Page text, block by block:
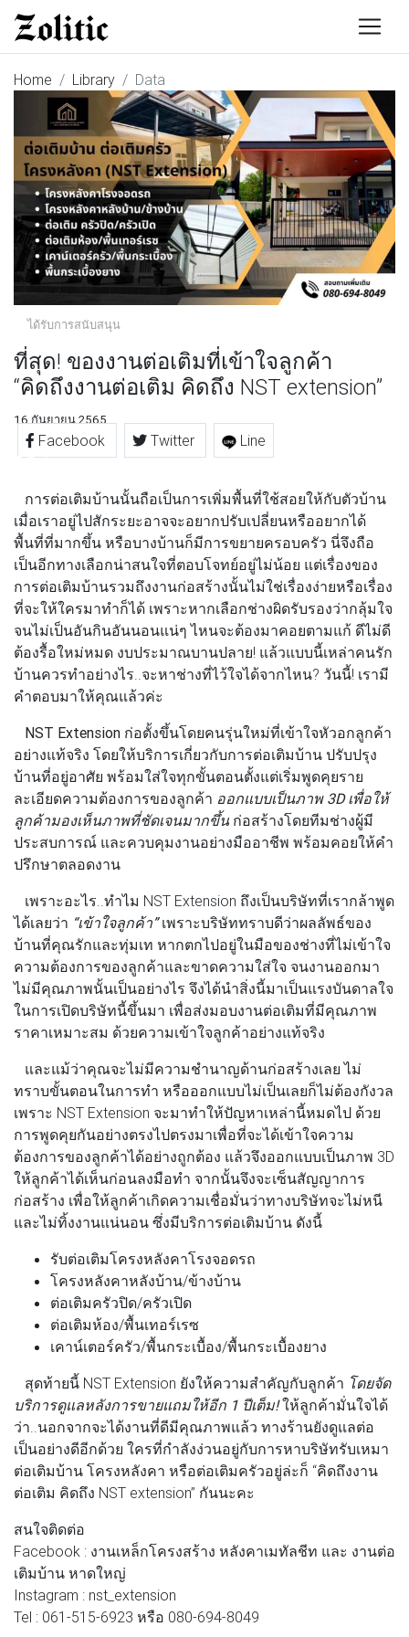
Home Library Data
ได้รับการสนับสนุน
ที่สุด! ของงานต่อเติมที่เข้าใจลูกค้า
“คิดถึงงานต่อเติม คิดถึง NST extension”
16 กันยายน 2565
Facebook Twitter Line
การต่อเติมบ้านนั้นถือเป็นการเพิ่มพื้นที่ใช้สอยให้กับตัวบ้าน
เมื่อเราอยู่ไปสักระยะอาจจะอยากปรับเปลี่ยนหรืออยากได้
พื้นที่ที่มากขึ้น หรือบางบ้านก็มีการขยายครอบครัว นี่จึงถือ
เป็นอีกทางเลือกน่าสนใจที่ตอบโจทย์อยู่ไม่น้อย แต่เรื่องของ
การต่อเติมบ้านรวมถึงงานก่อสร้างนั้นไม่ใช่เรื่องง่ายหรือเรื่อง
ที่จะให้ใครมาทำก็ได้ เพราะหากเลือกช่างผิดรับรองว่ากลุ้มใจ
จนไม่เป็นอันกินอันนอนแน่ๆ ไหนจะต้องมาคอยตามแก้ ดีไม่ดี
ต้องรื้อใหม่หมด งบประมาณบานปลาย! แล้วแบบนี้เหล่าคนรัก
บ้านควรทำอย่างไร..จะหาช่างที่ไว้ใจได้จากไหน? วันนี้! เรามี
คำตอบมาให้คุณแล้วค่ะ
NST Extension ก่อตั้งขึ้นโดยคนรุ่นใหม่ที่เข้าใจหัวอกลูกค้า
อย่างแท้จริง โดยให้บริการเกี่ยวกับการต่อเติมบ้าน ปรับปรุง
บ้านที่อยู่อาศัย พร้อมใส่ใจทุกขั้นตอนตั้งแต่เริ่มพูดคุยราย
ละเอียดความต้องการของลูกค้า ออกแบบเป็นภาพ 3D เพื่อให้
ลูกค้ามองเห็นภาพที่ชัดเจนมากขึ้น ก่อสร้างโดยทีมช่างผู้มี
ประสบการณ์ และควบคุมงานอย่างมืออาชีพ พร้อมคอยให้คำ
ปรึกษาตลอดงาน
เพราะอะไร..ทำไม NST Extension ถึงเป็นบริษัทที่เรากล้าพูด
ได้เลยว่า “เข้าใจลูกค้า”เพราะบริษัททราบดีว่าผลลัพธ์ของ
บ้านที่คุณรักและทุ่มเท หากตกไปอยู่ในมือของช่างที่ไม่เข้าใจ
ความต้องการของลูกค้าและขาดความใส่ใจ จนงานออกมา
ไม่มีคุณภาพนั้นเป็นอย่างไร จึงได้นำสิ่งนี้มาเป็นแรงบันดาลใจ
ในการเปิดบริษัทนี้ขึ้นมา เพื่อส่งมอบงานต่อเติมที่มีคุณภาพ
ราคาเหมาะสม ด้วยความเข้าใจลูกค้าอย่างแท้จริง
และแม้ว่าคุณจะไม่มีความชำนาญด้านก่อสร้างเลย ไม่
ทราบขั้นตอนในการทำ หรือออกแบบไม่เป็นเลยก็ไม่ต้องกังวล
เพราะ NST Extension จะมาทำให้ปัญหาเหล่านี้หมดไป ด้วย
การพูดคุยกันอย่างตรงไปตรงมาเพื่อที่จะได้เข้าใจความ
ต้องการของลูกค้าได้อย่างถูกต้อง แล้วจึงออกแบบเป็นภาพ 3D
ให้ลูกค้าได้เห็นก่อนลงมือทำ จากนั้นจึงจะเซ็นสัญญาการ
ก่อสร้าง เพื่อให้ลูกค้าเกิดความเชื่อมั่นว่าทางบริษัทจะไม่หนี
และไม่ทิ้งงานแน่นอน ซึ่งมีบริการต่อเติมบ้าน ดังนี้
รับต่อเติมโครงหลังคาโรงจอดรถ
โครงหลังคาหลังบ้าน/ข้างบ้าน
ต่อเติมครัวปิด/ครัวเปิด
ต่อเติมห้อง/พื้นเทอร์เรซ
เคาน์เตอร์ครัว/พื้นกระเบื้อง/พื้นกระเบื้องยาง
สุดท้ายนี้ NST Extension ยังให้ความสำคัญกับลูกค้า โดยจัด
บริการดูแลหลังการขายแถมให้อีก 1 ปีเต็ม! ให้ลูกค้ามั่นใจได้
ว่า..นอกจากจะได้งานที่ดีมีคุณภาพแล้ว ทางร้านยังดูแลต่อ
เป็นอย่างดีอีกด้วย ใครที่กำลังง่วนอยู่กับการหาบริษัทรับเหมา
ต่อเติมบ้าน โครงหลังคา หรือต่อเติมครัวอยู่ล่ะก็ “คิดถึงงาน
ต่อเติม คิดถึง NST extension” กันนะคะ
สนใจติดต่อ
Facebook : งานเหล็กโครงสร้าง หลังคาเมทัลชีท และ งานต่อ
เติมบ้าน หาดใหญ่
Instagram : nst_extension
Tel : 061-515-6923 หรือ 080-694-8049